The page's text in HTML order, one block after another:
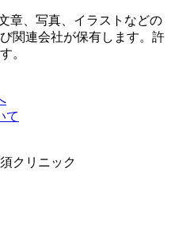
章、写真、イラストなどの
関連会社が保有します。許
。
て
クリニック